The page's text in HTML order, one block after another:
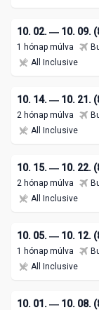
10. 02. ― 10. 09.
1 hónap múlva
All Inclusive
10. 14. ― 10. 21.
2 hónap múlva
All Inclusive
10. 15. ― 10. 22.
2 hónap múlva
All Inclusive
10. 05. ― 10. 12.
1 hónap múlva
All Inclusive
10. 01. ― 10. 08.